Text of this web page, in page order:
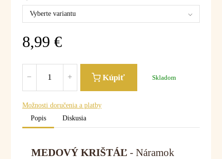
Vyberte variantu
8,99 €
Kúpiť Skladom
Možnosti doručenia a platby
Popis
Diskusia
MEDOVÝ KRIŠTÁĽ - Náramok